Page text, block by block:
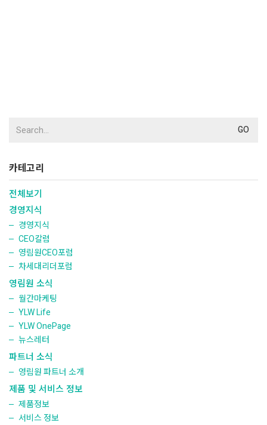
for:
카테고리
전체보기
경영지식
경영지식
CEO칼럼
영림원CEO포럼
차세대리더포럼
영림원 소식
월간마케팅
YLW Life
YLW OnePage
뉴스레터
파트너 소식
영림원 파트너 소개
제품 및 서비스 정보
제품정보
서비스 정보